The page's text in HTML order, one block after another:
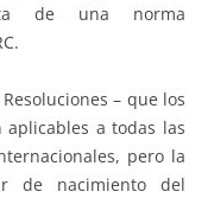
de una norma
– que los
aplicables a todas las
pero la
de nacimiento del